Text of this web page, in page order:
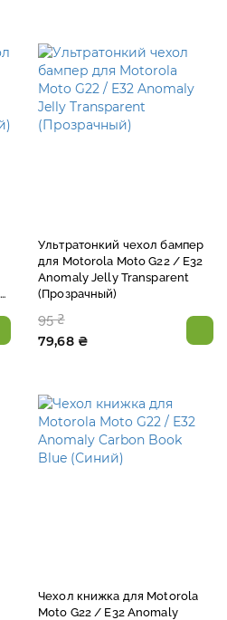
Ультратонкий чехол бампер
для Motorola Moto G22 / E32
Anomaly Jelly Transparent
(Прозрачный)
95 ₴
79,68 ₴
Чехол книжка для Motorola
Moto G22 / E32 Anomaly